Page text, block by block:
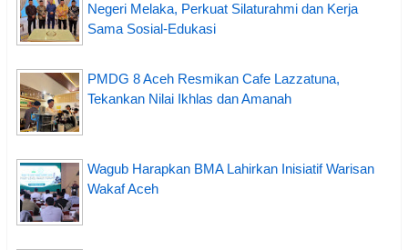
Negeri Melaka, Perkuat Silaturahmi dan Kerja
Sama Sosial-Edukasi
PMDG 8 Aceh Resmikan Cafe Lazzatuna,
Tekankan Nilai Ikhlas dan Amanah
Wagub Harapkan BMA Lahirkan Inisiatif Warisan
Wakaf Aceh